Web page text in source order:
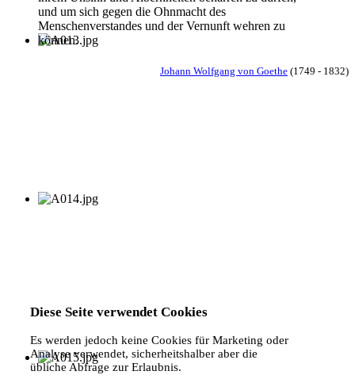
und um sich gegen die Ohnmacht des
Menschenverstandes und der Vernunft wehren zu
können.
Johann Wolfgang von Goethe (1749 - 1832)
Diese Seite verwendet Cookies
Es werden jedoch keine Cookies für Marketing oder
Analyse verwendet, sicherheitshalber aber die
übliche Abfrage zur Erlaubnis.